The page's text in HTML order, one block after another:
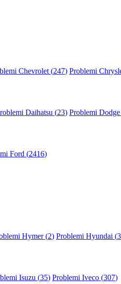
Chevrolet (247) Problemi
Daihatsu (23) Problemi
Ford (2416)
Hymer (2) Problemi Hyundai (
Isuzu (35) Problemi Iveco (307)